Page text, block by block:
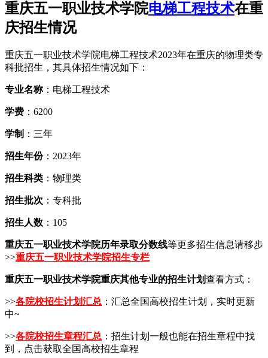
重庆五一职业技术学院电梯工程技术在重
庆招生情况
重庆五一职业技术学院电梯工程技术2023年在重庆的物理类专
科批招生，其具体招生情况如下：
专业名称：电梯工程技术
学费 ：6200
学制 ：三年
招生年份：2023年
招生科类 ：物理类
招生批次 ：专科批
招生人数 ：105
重庆五一职业技术学院历年录取分数线等更多招生信息请移步
>>重庆五一职业技术学院招生专栏
重庆五一职业技术学院重庆其他专业的招生计划查看方式：
>>各院校招生计划汇总 ：汇总全国高校招生计划，实时更新
中~
>>各院校招生章程汇总 ：招生计划一般也能在招生章程中找
到，点击获取全国高校招生章程